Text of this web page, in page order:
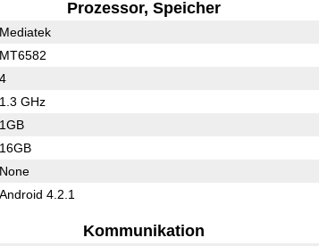
Prozessor, Speicher
Mediatek
MT6582
4
1.3 GHz
1GB
16GB
None
Android 4.2.1
Kommunikation